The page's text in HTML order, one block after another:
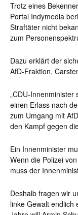
Trotz eines
Portal Indymedia
Straftäter nicht
zum
Dazu erklärt der
AfD-Fraktion,
„CDU-
einen Erlass nach
zum Umgang mit
den Kampf gegen
Ein Innenminister
Wenn die Polizei
muss der
Deshalb fragen wir
linke Gewalt endlich